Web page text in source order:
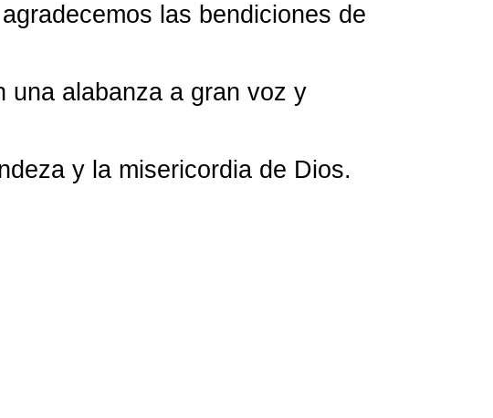
las bendiciones de
una alabanza a gran voz y
y la misericordia de Dios.